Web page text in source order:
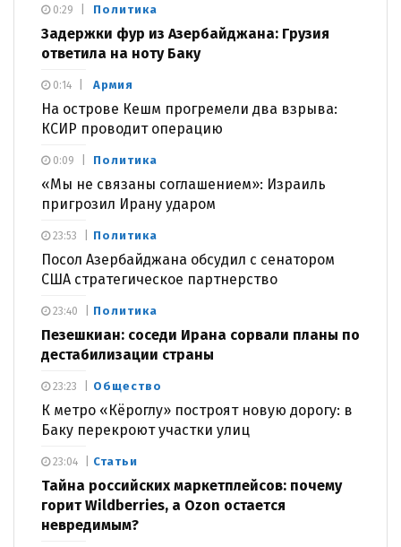
Политика
Задержки фур из Азербайджана: Грузия
ответила на ноту Баку
0:29
Армия
На острове Кешм прогремели два взрыва:
КСИР проводит операцию
0:14
Политика
«Мы не связаны соглашением»: Израиль
пригрозил Ирану ударом
0:09
Политика
Посол Азербайджана обсудил с сенатором
США стратегическое партнерство
23:53
Политика
Пезешкиан: соседи Ирана сорвали планы по
дестабилизации страны
23:40
Общество
К метро «Кёроглу» построят новую дорогу: в
Баку перекроют участки улиц
23:23
Статьи
Тайна российских маркетплейсов: почему
горит Wildberries, а Ozon остается
невредимым?
23:04